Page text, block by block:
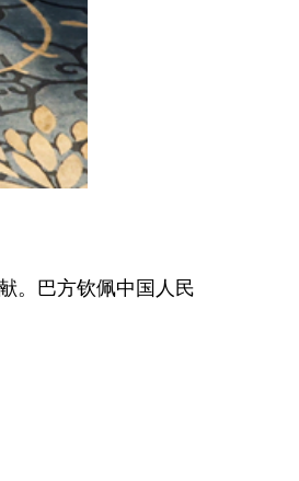
。巴方钦佩中国人民